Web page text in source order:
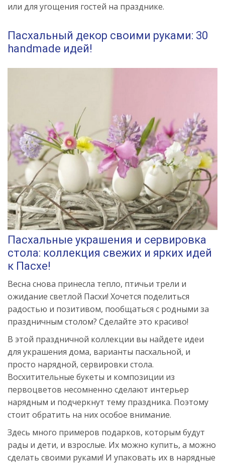
или для угощения гостей на празднике.
Пасхальный декор своими руками: 30
handmade идей!
Пасхальные украшения и сервировка
стола: коллекция свежих и ярких идей
к Пасхе!
Весна снова принесла тепло, птичьи трели и
ожидание светлой Пасхи! Хочется поделиться
радостью и позитивом, пообщаться с родными за
праздничным столом? Сделайте это красиво!
В этой праздничной коллекции вы найдете идеи
для украшения дома, варианты пасхальной, и
просто нарядной, сервировки стола.
Восхитительные букеты и композиции из
первоцветов несомненно сделают интерьер
нарядным и подчеркнут тему праздника. Поэтому
стоит обратить на них особое внимание.
Здесь много примеров подарков, которым будут
рады и дети, и взрослые. Их можно купить, а можно
сделать своими руками! И упаковать их в нарядные